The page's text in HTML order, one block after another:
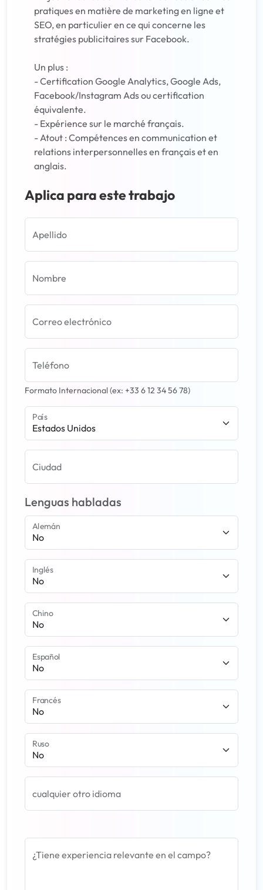
pratiques en matière de marketing en ligne et
SEO, en particulier en ce qui concerne les
stratégies publicitaires sur Facebook.
Un plus :
- Certification Google Analytics, Google Ads,
Facebook/Instagram Ads ou certification
équivalente.
- Expérience sur le marché français.
- Atout : Compétences en communication et
relations interpersonnelles en français et en
anglais.
Aplica para este trabajo
Apellido
Nombre
Correo electrónico
Teléfono
Formato Internacional (ex: +33 6 12 34 56 78)
Estados Unidos
País
Ciudad
Lenguas habladas
Alemán
Inglés
Chino
Español
Francés
Ruso
cualquier otro idioma
¿Tiene experiencia relevante en el campo?